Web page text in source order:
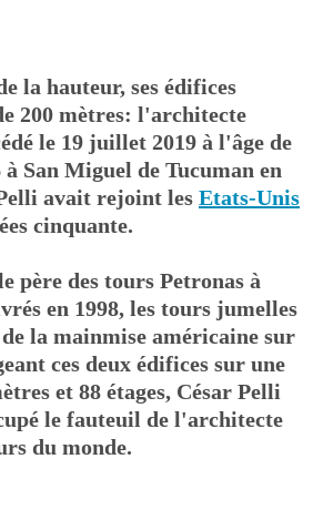
la hauteur, ses édifices
200 mètres: l'architecte
le 19 juillet 2019 à l'âge de
à San Miguel de Tucuman en
avait rejoint les Etats-Unis
cinquante.
père des tours Petronas à
en 1998, les tours jumelles
la mainmise américaine sur
ces deux édifices sur une
et 88 étages, César Pelli
le fauteuil de l'architecte
du monde.